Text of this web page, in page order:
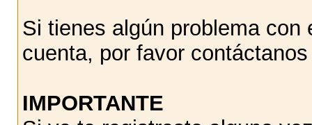
Si tienes algún problema
cuenta, por favor
IMPORTANTE